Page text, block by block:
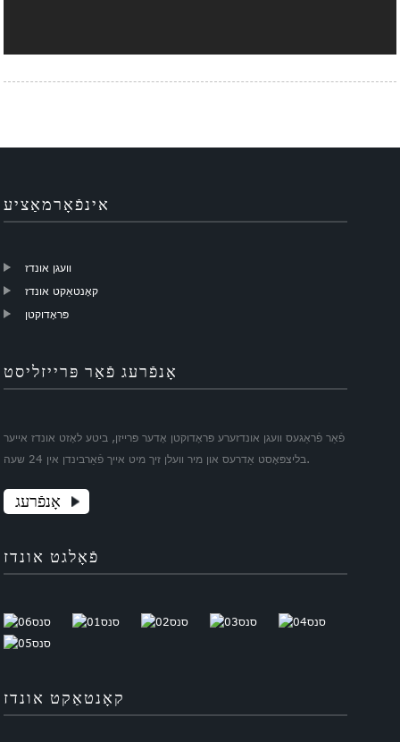
אינפֿאָרמאַציע
וועגן אונדז
קאָנטאַקט אונדז
פּראָדוקטן
אָנפֿרעג פֿאַר פּרייזליסט
פֿאַר פֿראַגעס וועגן אונדזערע פּראָדוקטן אָדער פּרייזן, ביטע לאָזט אונדז אייער
אָנפֿרעג
פֿאָלגט אונדז
קאָנטאַקט אונדז